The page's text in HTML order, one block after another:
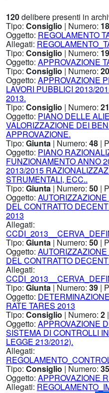
120delibere presenti in
Tipo: Consiglio | Numero: 18
Oggetto: REGOLAMENTO
Allegati:
Tipo: Consiglio | Numero: 19
Oggetto: APPROVAZIONE
Tipo: Consiglio | Numero: 20
Oggetto: APPROVAZIONE
LAVORI PUBBLICI 2013/
2013.
Tipo: Consiglio | Numero: 21
Oggetto: PIANO DELLE
VALORIZZAZIONE DEI
APPROVAZIONE.
Tipo: Giunta | Numero: 48 |
Oggetto: PIANO
FUNZIONAMENTO ANNO
2013/2015
STRUMENTALI, ECC..
Tipo: Giunta | Numero: 50 |
Oggetto:
DEL CONTRATTO
2013
Allegati:
Tipo: Giunta | Numero: 50 |
Oggetto:
DEL CONTRATTO
Allegati:
Tipo: Giunta | Numero: 39 |
Oggetto:
RATE TARES 2013
Tipo: Consiglio | Numero: 2
Oggetto: APPROVAZIONE
SISTEMA DI CONTROLLI
LEGGE 213/2012).
Allegati:
Tipo: Consiglio | Numero: 35
Oggetto: APPROVAZIONE
Allegati: